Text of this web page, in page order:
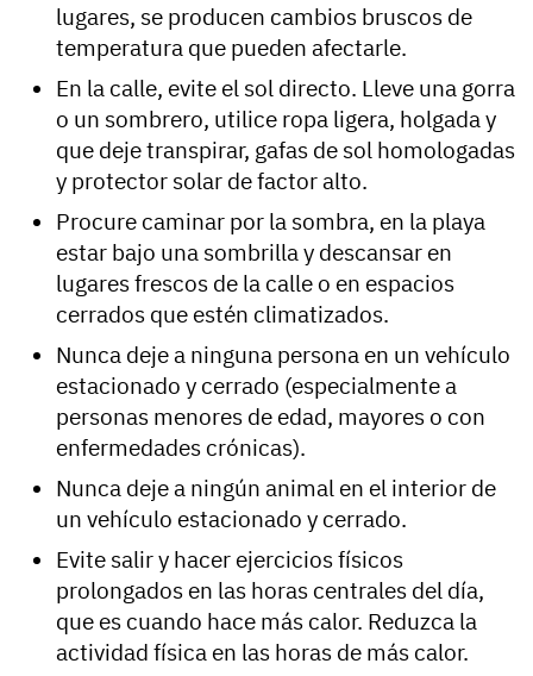
lugares, se producen cambios bruscos de
temperatura que pueden afectarle.
En la calle, evite el sol directo. Lleve una gorra
o un sombrero, utilice ropa ligera, holgada y
que deje transpirar, gafas de sol homologadas
y protector solar de factor alto.
Procure caminar por la sombra, en la playa
estar bajo una sombrilla y descansar en
lugares frescos de la calle o en espacios
cerrados que estén climatizados.
Nunca deje a ninguna persona en un vehículo
estacionado y cerrado (especialmente a
personas menores de edad, mayores o con
enfermedades crónicas).
Nunca deje a ningún animal en el interior de
un vehículo estacionado y cerrado.
Evite salir y hacer ejercicios físicos
prolongados en las horas centrales del día,
que es cuando hace más calor. Reduzca la
actividad física en las horas de más calor.